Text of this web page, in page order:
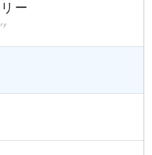
ー